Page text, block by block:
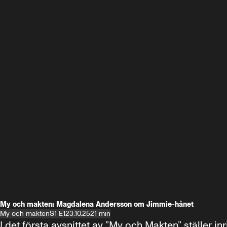
My och makten: Magdalena Andersson om Jimmie-hånet
My och maktenS1 E123.10.2521 min